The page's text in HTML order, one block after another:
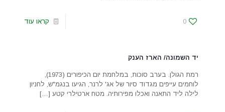
0 קראו עוד
יד השמונה/ הארז הענק
רמת הגולן. בערב סוכות, במלחמת יום הכיפורים (1973),
לוחמים עייפים מגדוד סיור של אג' לרנר, הגיעו בנגמ"ש, לחניון
לילה ליד התאנה ואכלו מפירותיה. מטח ארטילרי קטע […]